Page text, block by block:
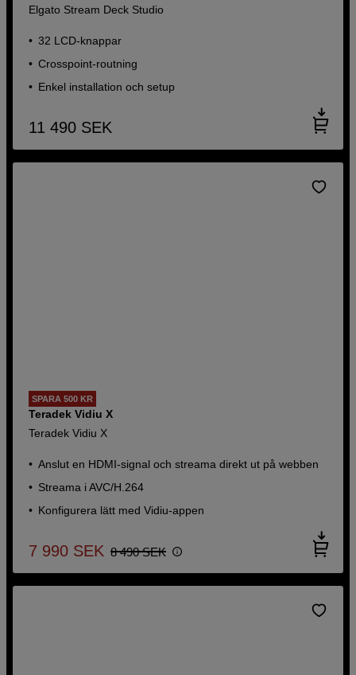
Elgato Stream Deck Studio
32 LCD-knappar
Crosspoint-routning
Enkel installation och setup
11 490 SEK
SPARA 500 KR
Teradek Vidiu X
Teradek Vidiu X
Anslut en HDMI-signal och streama direkt ut på webben
Streama i AVC/H.264
Konfigurera lätt med Vidiu-appen
7 990 SEK 8 490 SEK